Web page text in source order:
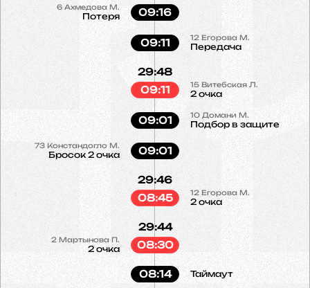
6 Ахмедова М.
Потеря 09:16
12 Егорова М.
Передача
09:11
15 Витебская Л.
2 очка
29:48
09:11
10 Домани М.
Подбор в защите
09:01
73 Констандогло М.
Бросок 2 очка 09:01
12 Егорова М.
2 очка
29:46
08:45
2 Мартынова П.
2 очка
29:44
08:30
Таймаут
08:14